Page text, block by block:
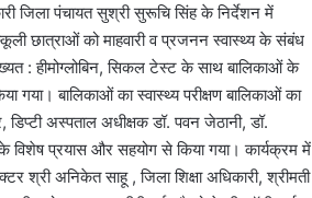
जिला पंचायत सुश्री सुरूचि सिंह के निर्देशन में
छात्राओं को माहवारी व प्रजनन स्वास्थ्य के संबंध
: हीमोग्लोबिन, सिकल टेस्ट के साथ बालिकाओं के
गया। बालिकाओं का स्वास्थ्य परीक्षण बालिकाओं का
अस्पताल अधीक्षक डॉ. पवन जेठानी, डॉ.
विशेष प्रयास और सहयोग से किया गया। कार्यक्रम में
श्री अनिकेत साहू , जिला शिक्षा अधिकारी, श्रीमती